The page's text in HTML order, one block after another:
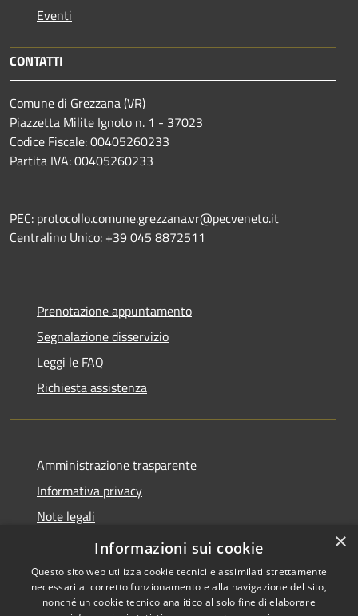
Eventi
CONTATTI
Comune di Grezzana (VR)
Piazzetta Milite Ignoto n. 1 - 37023
Codice Fiscale: 00405260233
Partita IVA: 00405260233
PEC: protocollo.comune.grezzana.vr@pecveneto.it
Centralino Unico: +39 045 8872511
Prenotazione appuntamento
Segnalazione disservizio
Leggi le FAQ
Richiesta assistenza
Amministrazione trasparente
Informativa privacy
Note legali
Dichiarazione di accessibilità
×
Informazioni sui cookie
Questo sito web utilizza cookie tecnici e assimilati strettamente
necessari al corretto funzionamento e alla navigazione del sito,
nonché un cookie tecnico analitico al solo fine di elaborare